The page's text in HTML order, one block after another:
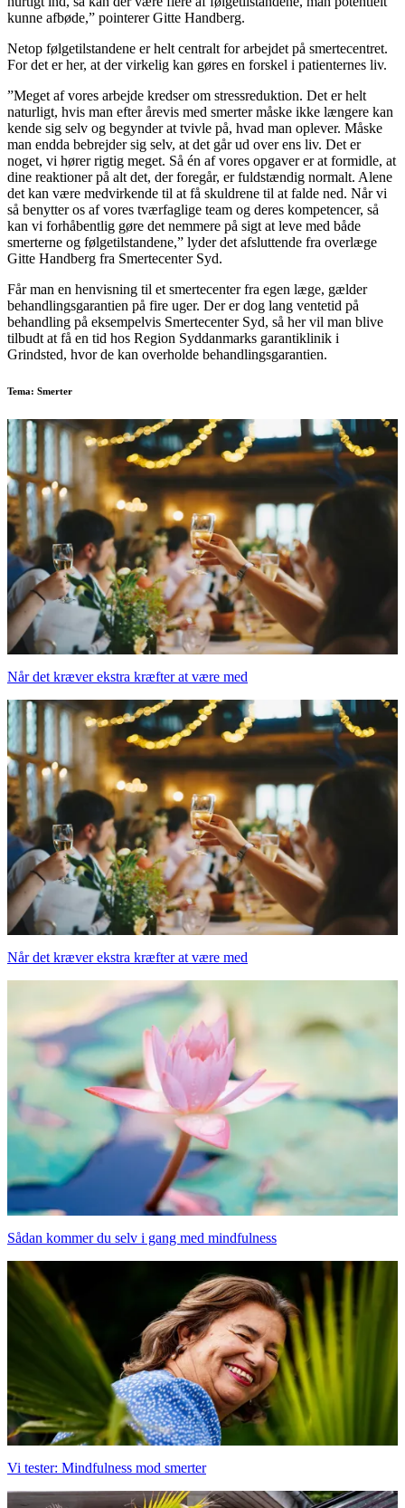
kunne afbøde,” pointerer Gitte Handberg.
Netop følgetilstandene er helt centralt for arbejdet på smertecentret.
For det er her, at der virkelig kan gøres en forskel i patienternes liv.
”Meget af vores arbejde kredser om stressreduktion. Det er helt
naturligt, hvis man efter årevis med smerter måske ikke længere kan
kende sig selv og begynder at tvivle på, hvad man oplever. Måske
man endda bebrejder sig selv, at det går ud over ens liv. Det er
noget, vi hører rigtig meget. Så én af vores opgaver er at formidle, at
dine reaktioner på alt det, der foregår, er fuldstændig normalt. Alene
det kan være medvirkende til at få skuldrene til at falde ned. Når vi
så benytter os af vores tværfaglige team og deres kompetencer, så
kan vi forhåbentlig gøre det nemmere på sigt at leve med både
smerterne og følgetilstandene,” lyder det afsluttende fra overlæge
Gitte Handberg fra Smertecenter Syd.
Får man en henvisning til et smertecenter fra egen læge, gælder
behandlingsgarantien på fire uger. Der er dog lang ventetid på
behandling på eksempelvis Smertecenter Syd, så her vil man blive
tilbudt at få en tid hos Region Syddanmarks garantiklinik i
Grindsted, hvor de kan overholde behandlingsgarantien.
Tema: Smerter
Når det kræver ekstra kræfter at være med
Når det kræver ekstra kræfter at være med
Sådan kommer du selv i gang med mindfulness
Vi tester: Mindfulness mod smerter